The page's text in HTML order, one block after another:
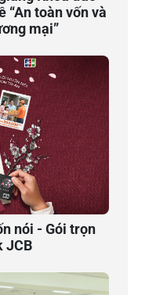
“An toàn vốn và
mại”
nói - Gói trọn
JCB